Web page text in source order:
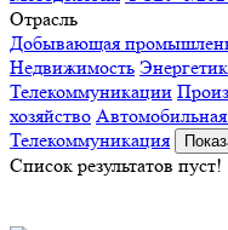
Отрасль
Добывающая
Недвижимость
Телекоммуникации
хозяйство
Телекоммуникация
Список результатов пуст!